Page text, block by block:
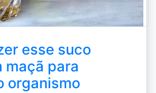
esse suco
maçã para
organismo